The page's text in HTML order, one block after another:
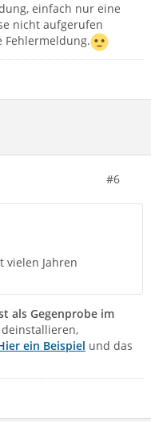
einfach nur eine
nicht aufgerufen
Fehlermeldung.
#6
vielen Jahren
als Gegenprobe im
ein Beispiel und das